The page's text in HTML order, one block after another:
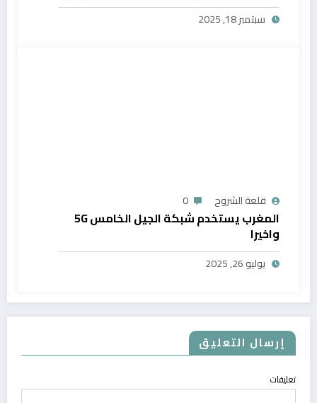
المغرب
سبتمبر 18, 2025
قلعة الشروح 0
المغرب يستخدم شبكة الجيل الخامس 5G
واخيرا
يوليو 26, 2025
إرسال التعليق
تعليقات